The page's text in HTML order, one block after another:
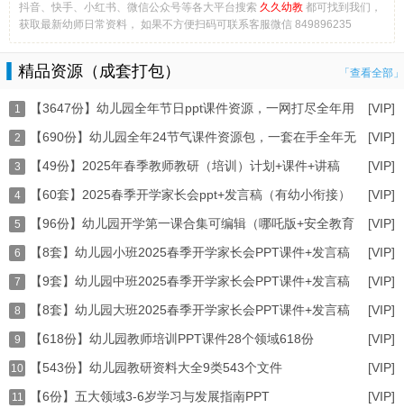
抖音、快手、小红书、微信公众号等各大平台搜索 久久幼教 都可找到我们，
获取最新幼师日常资料， 如果不方便扫码可联系客服微信 849896235
「查看全部」
精品资源（成套打包）
[VIP]
1
【3647份】幼儿园全年节日ppt课件资源，一网打尽全年用
[VIP]
2
【690份】幼儿园全年24节气课件资源包，一套在手全年无
[VIP]
3 【49份】2025年春季教师教研（培训）计划+课件+讲稿
（2 [VIP]
4
【60套】2025春季开学家长会ppt+发言稿（有幼小衔接）
[VIP]
5
【96份】幼儿园开学第一课合集可编辑（哪吒版+安全教育
[VIP]
6 【8套】幼儿园小班2025春季开学家长会PPT课件+发言稿
打 [VIP]
7 【9套】幼儿园中班2025春季开学家长会PPT课件+发言稿
打 [VIP]
8 【8套】幼儿园大班2025春季开学家长会PPT课件+发言稿
打 [VIP]
9
【618份】幼儿园教师培训PPT课件28个领域618份
[VIP]
10 【543份】幼儿园教研资料大全9类543个文件
（word+ppt） [VIP]
11
【6份】五大领域3-6岁学习与发展指南PPT